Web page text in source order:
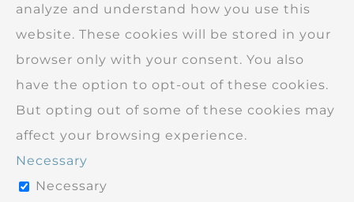
analyze and understand how you use this
website. These cookies will be stored in your
browser only with your consent. You also
have the option to opt-out of these cookies.
But opting out of some of these cookies may
affect your browsing experience.
Necessary
Necessary